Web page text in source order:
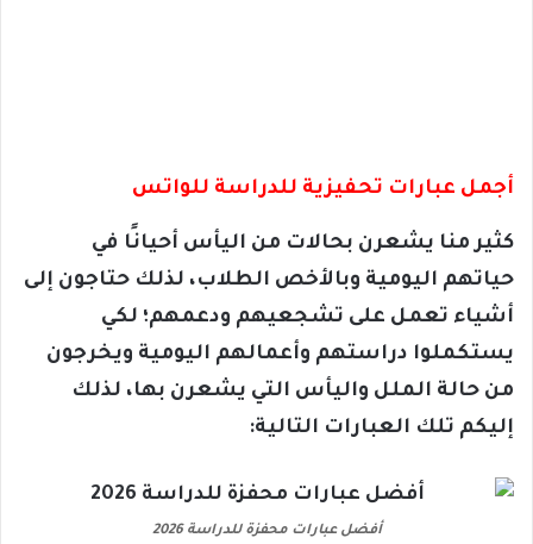
أجمل عبارات تحفيزية للدراسة للواتس
كثير منا يشعرن بحالات من اليأس أحيانًا في
حياتهم اليومية وبالأخص الطلاب، لذلك حتاجون إلى
أشياء تعمل على تشجعيهم ودعمهم؛ لكي
يستكملوا دراستهم وأعمالهم اليومية ويخرجون
من حالة الملل واليأس التي يشعرن بها، لذلك
إليكم تلك العبارات التالية:
أفضل عبارات محفزة للدراسة 2026